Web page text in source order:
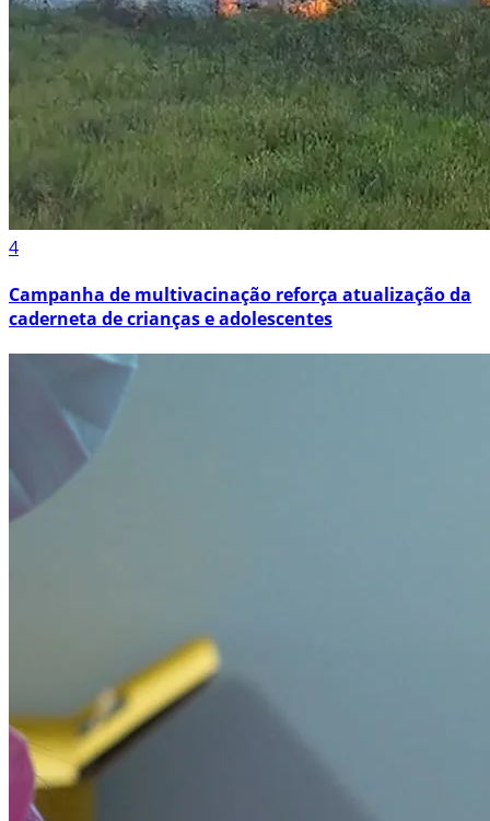
4
Campanha de multivacinação reforça atualização da
caderneta de crianças e adolescentes